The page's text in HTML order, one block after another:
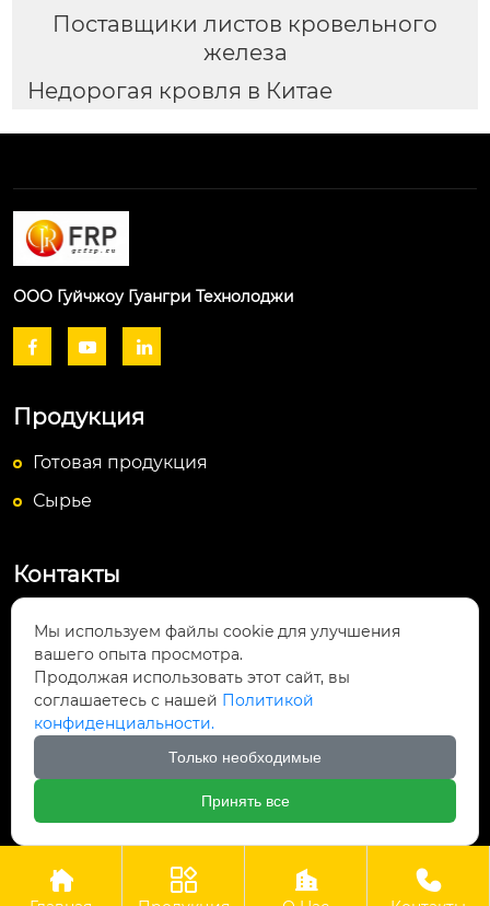
Поставщики листов кровельного
железа
Недорогая кровля в Китае
ООО Гуйчжоу Гуангри Технолоджи
  
Продукция
Готовая продукция
Сырье
Контакты

Посёлок Байюньшань, уезд Чаншунь,
провинция Гуйчжоу
info@lightsunfrp.com

＋8615089178426
Авторское право©ООО Гуйчжоу Гуангри Технолоджи
   
Мы используем файлы cookie для улучшения
вашего опыта просмотра.
Продолжая использовать этот сайт, вы
соглашаетесь с нашей Политикой
конфиденциальности.
Только необходимые
Принять все